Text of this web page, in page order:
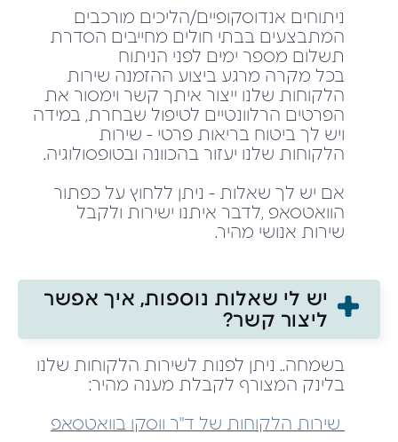
ניתוחים אנדוסקופיים/הליכים מורכבים
המתבצעים בבתי חולים מחייבים הסדרת
תשלום מספר ימים לפני הניתוח
בכל מקרה מרגע ביצוע ההזמנה שירות
הלקוחות שלנו ייצור איתך קשר וימסור את
הפרטים הרלוונטיים לטיפול שבחרת, במידה
ויש לך ביטוח בריאות פרטי - שירות
הלקוחות שלנו יעזור בהכוונה ובטופסולוגיה.
אם יש לך שאלות - ניתן ללחוץ על כפתור
הוואטסאפ ,לדבר איתנו ישירות ולקבל
שירות אנושי מהיר.
יש לי שאלות נוספות, איך אפשר
ליצור קשר?
בשמחה.. ניתן לפנות לשירות הלקוחות שלנו
בלינק המצורף לקבלת מענה מהיר:
שירות הלקוחות של ד"ר ווסקו בוואטסאפ